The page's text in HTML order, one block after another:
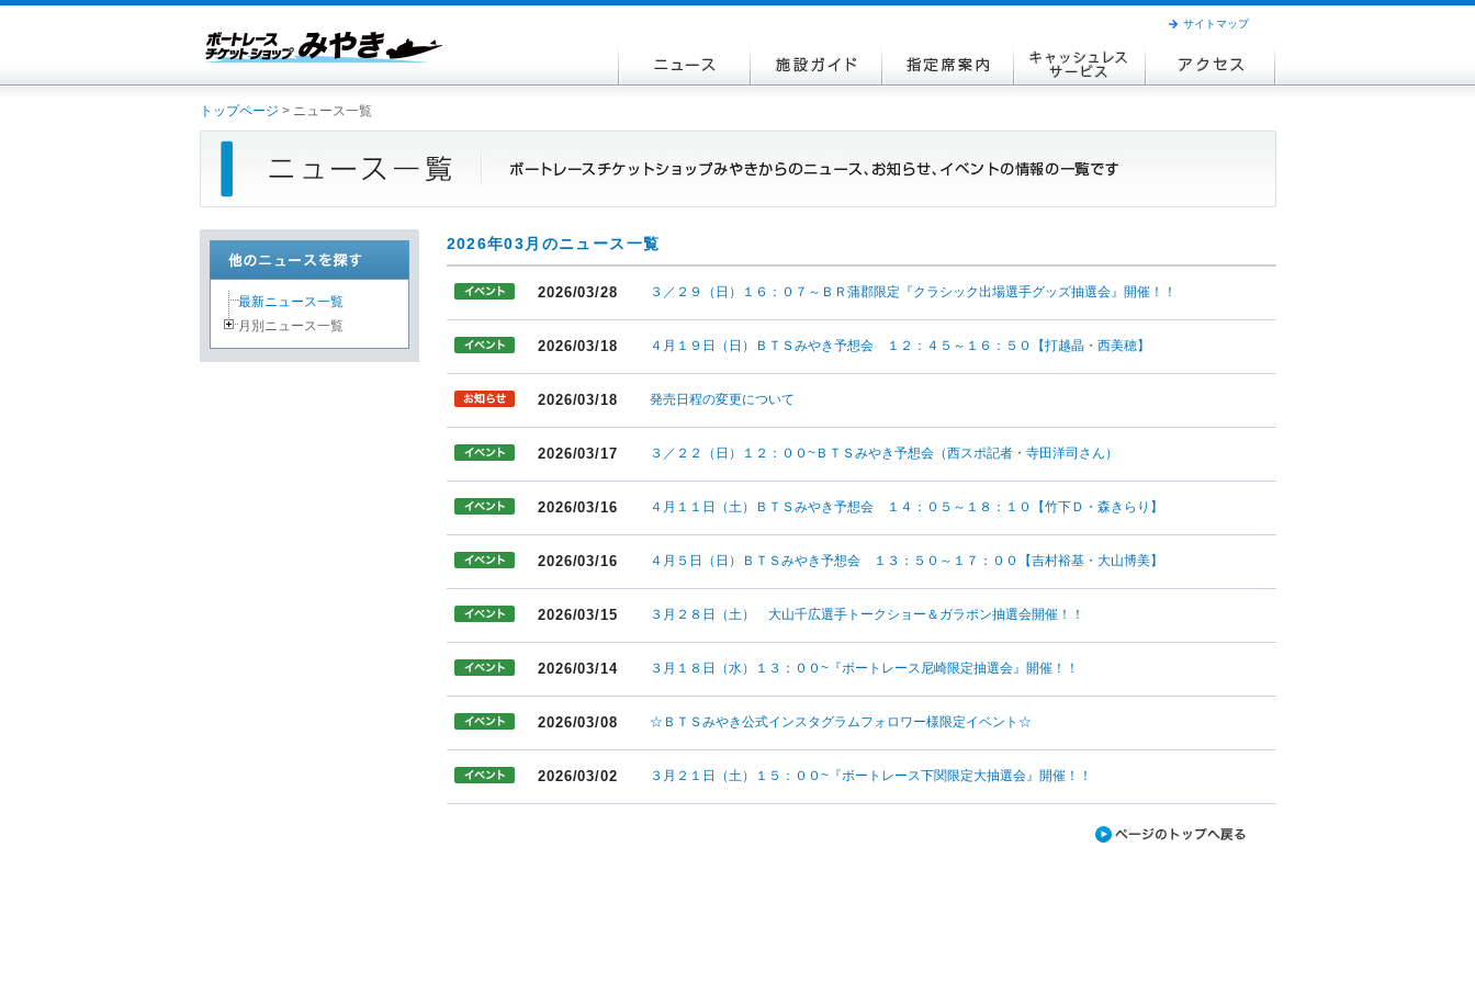
サイトマップ
トップページ > ニュース一覧
最新ニュース一覧
月別ニュース一覧
2026年03月のニュース一覧
2026/03/28 ３／２９（日）１６：０７～ＢＲ蒲郡限定『クラシック出場選手グッズ抽選会』開催！！
2026/03/18 ４月１９日（日）ＢＴＳみやき予想会 １２：４５～１６：５０【打越晶・西美穂】
2026/03/18 発売日程の変更について
2026/03/17 ３／２２（日）１２：００~ＢＴＳみやき予想会（西スポ記者・寺田洋司さん）
2026/03/16 ４月１１日（土）ＢＴＳみやき予想会 １４：０５～１８：１０【竹下Ｄ・森きらり】
2026/03/16 ４月５日（日）ＢＴＳみやき予想会 １３：５０～１７：００【吉村裕基・大山博美】
2026/03/15 ３月２８日（土） 大山千広選手トークショー＆ガラポン抽選会開催！！
2026/03/14 ３月１８日（水）１３：００~『ボートレース尼崎限定抽選会』開催！！
2026/03/08 ☆ＢＴＳみやき公式インスタグラムフォロワー様限定イベント☆
2026/03/02 ３月２１日（土）１５：００~『ボートレース下関限定大抽選会』開催！！